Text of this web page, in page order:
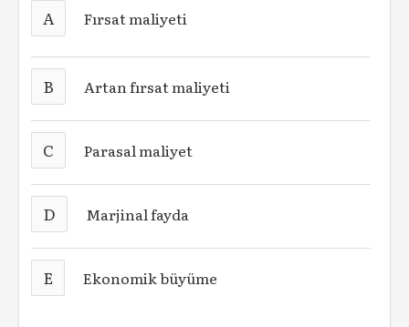
A Fırsat maliyeti
B Artan fırsat maliyeti
C Parasal maliyet
D Marjinal fayda
E Ekonomik büyüme